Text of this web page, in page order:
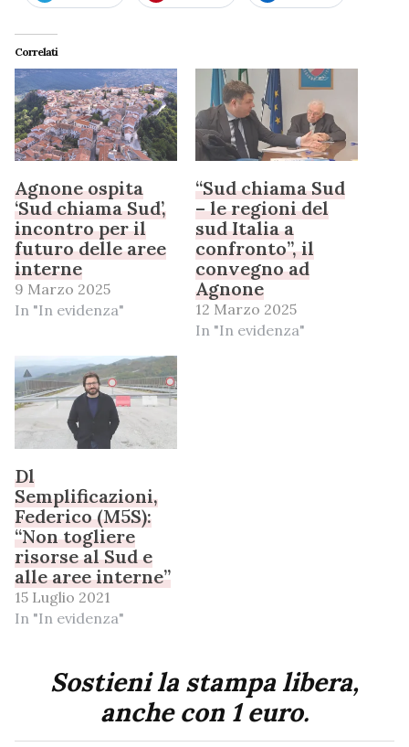
Correlati
Agnone ospita
‘Sud chiama Sud’,
incontro per il
futuro delle aree
interne
9 Marzo 2025
In "In evidenza"
“Sud chiama Sud
– le regioni del
sud Italia a
confronto”, il
convegno ad
Agnone
12 Marzo 2025
In "In evidenza"
Dl
Semplificazioni,
Federico (M5S):
“Non togliere
risorse al Sud e
alle aree interne”
15 Luglio 2021
In "In evidenza"
Sostieni la stampa libera,
anche con 1 euro.